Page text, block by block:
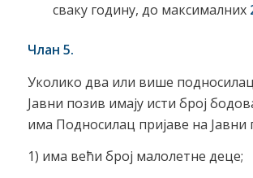
сваку годину, до максималних
Члан 5.
Уколико два или више
Јавни позив имају исти број
има Подносилац пријаве на Јавни
1) има већи број малолетне деце;